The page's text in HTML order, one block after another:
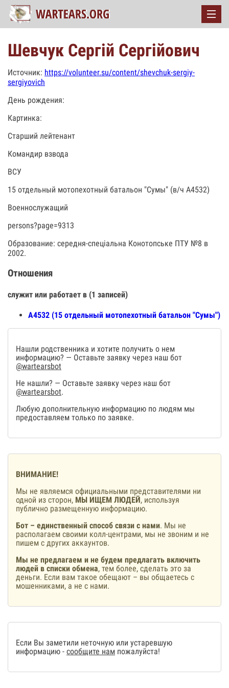
Шевчук Сергій Сергійович
Источник: https://volunteer.su/content/shevchuk-sergiy-
sergiyovich
День рождения:
Картинка:
Старший лейтенант
Командир взвода
ВСУ
15 отдельный мотопехотный батальон "Сумы" (в/ч А4532)
Военнослужащий
persons?page=9313
Образование: середня-спеціальна Конотопське ПТУ №8 в
2002.
Отношения
служит или работает в (1 записей)
А4532 (15 отдельный мотопехотный батальон "Сумы")
Нашли родственника и хотите получить о нем
информацию? — Оставьте заявку через наш бот
@wartearsbot
Не нашли? — Оставьте заявку через наш бот
@wartearsbot.
Любую дополнительную информацию по людям мы
предоставляем только по заявке.
ВНИМАНИЕ!
Мы не являемся официальными представителями ни
одной из сторон, МЫ ИЩЕМ ЛЮДЕЙ, используя
публично размещенную информацию.
Бот – единственный способ связи с нами. Мы не
располагаем своими колл-центрами, мы не звоним и не
пишем с других аккаунтов.
Мы не предлагаем и не будем предлагать включить
людей в списки обмена, тем более, сделать это за
деньги. Если вам такое обещают – вы общаетесь с
мошенниками, а не с нами.
Если Вы заметили неточную или устаревшую
информацию - сообщите нам пожалуйста!